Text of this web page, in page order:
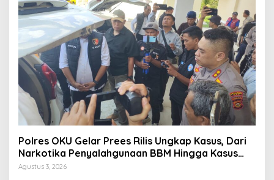
Polres OKU Gelar Prees Rilis Ungkap Kasus, Dari
Narkotika Penyalahgunaan BBM Hingga Kasus
Korupsi
Agustus 3, 2026